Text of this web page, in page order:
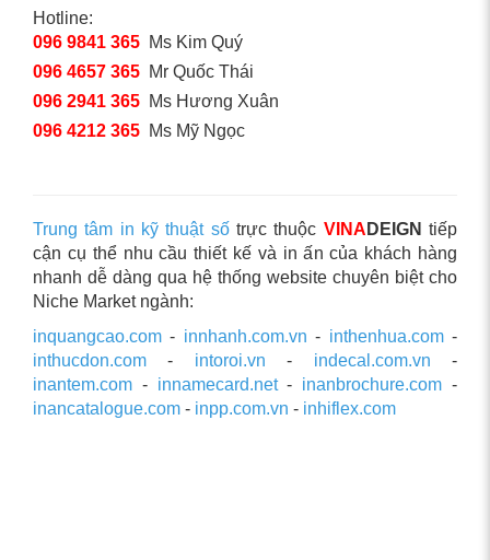
Hotline:
096 9841 365 Ms Kim Quý
096 4657 365 Mr Quốc Thái
096 2941 365 Ms Hương Xuân
096 4212 365 Ms Mỹ Ngọc
Trung tâm in kỹ thuật sốtrực thuộc VINA DEIGN tiếp
cận cụ thể nhu cầu thiết kế và in ấn của khách hàng
nhanh dễ dàng qua hệ thống website chuyên biệt cho
Niche Market ngành:
inquangcao.com - innhanh.com.vn - inthenhua.com-
inthucdon.com - intoroi.vn - indecal.com.vn -
inantem.com - innamecard.net- inanbrochure.com -
inancatalogue.com - inpp.com.vn - inhiflex.com